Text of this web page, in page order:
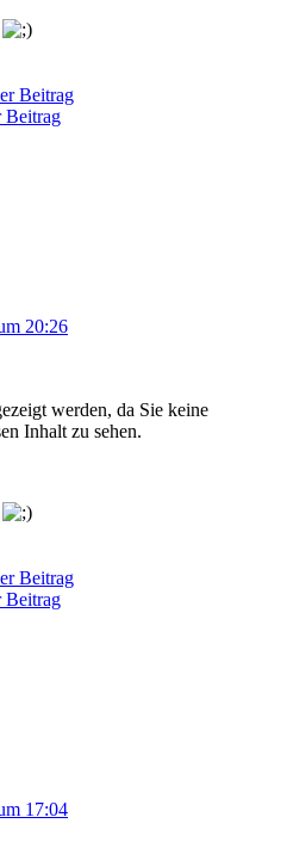
Beitrag
Beitrag
20:26
werden, da Sie keine
Inhalt zu sehen.
Beitrag
Beitrag
17:04